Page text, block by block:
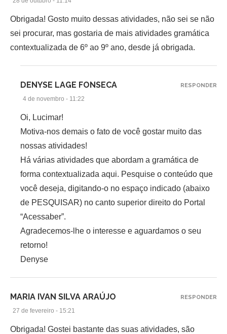
Obrigada! Gosto muito dessas atividades, não sei se não
sei procurar, mas gostaria de mais atividades gramática
contextualizada de 6º ao 9º ano, desde já obrigada.
DENYSE LAGE FONSECA
4 de novembro - 11:22
Oi, Lucimar!
Motiva-nos demais o fato de você gostar muito das
nossas atividades!
Há várias atividades que abordam a gramática de
forma contextualizada aqui. Pesquise o conteúdo que
você deseja, digitando-o no espaço indicado (abaixo
de PESQUISAR) no canto superior direito do Portal
“Acessaber”.
Agradecemos-lhe o interesse e aguardamos o seu
retorno!
Denyse
RESPONDER
MARIA IVAN SILVA ARAÚJO
27 de fevereiro - 15:21
Obrigada! Gostei bastante das suas atividades, são
RESPONDER